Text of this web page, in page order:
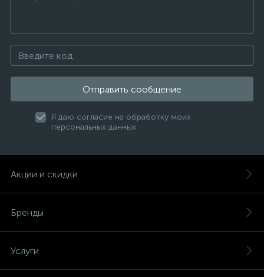
Отправить сообщение
Я даю согласие на обработку моих
персональных данных
Акции и скидки
Бренды
Услуги